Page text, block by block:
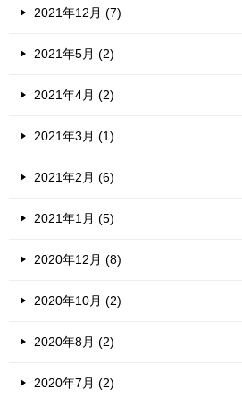
2021年12月 (7)
2021年5月 (2)
2021年4月 (2)
2021年3月 (1)
2021年2月 (6)
2021年1月 (5)
2020年12月 (8)
2020年10月 (2)
2020年8月 (2)
2020年7月 (2)